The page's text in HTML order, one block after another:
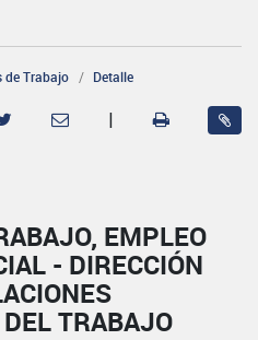
de Trabajo Detalle
|
EMPLEO
- DIRECCIÓN
TRABAJO